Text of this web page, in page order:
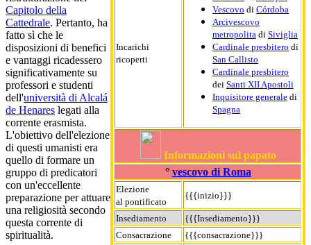
Incarichi
ricoperti
Vescovo di Córdoba
Arcivescovo
metropolita di Siviglia
Cardinale presbitero di
San Callisto
Cardinale presbitero
dei Santi XII Apostoli
Inquisitore generale di
Spagna
Informazioni sul papato
° vescovo di Roma
Elezione
al pontificato
{{{inizio}}}
Insediamento
{{{Insediamento}}}
Consacrazione
{{{consacrazione}}}
Capitolo della
Cattedrale. Pertanto, ha
fatto sì che le
disposizioni di benefici
e vantaggi ricadessero
significativamente su
professori e studenti
dell'università di Alcalá
de Henares legati alla
corrente erasmista.
L'obiettivo dell'elezione
di questi umanisti era
quello di formare un
gruppo di predicatori
con un'eccellente
preparazione per attuare
una religiosità secondo
questa corrente di
spiritualità.